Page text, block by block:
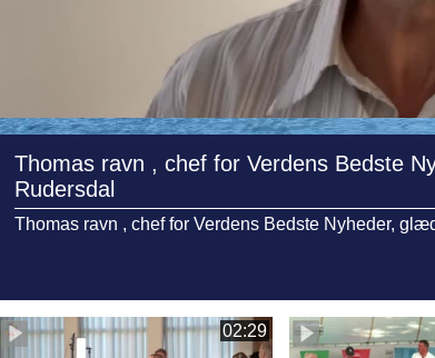
Thomas ravn , chef for Verdens Bedste
Rudersdal
Thomas ravn , chef for Verdens Bedste Nyheder,
02:29